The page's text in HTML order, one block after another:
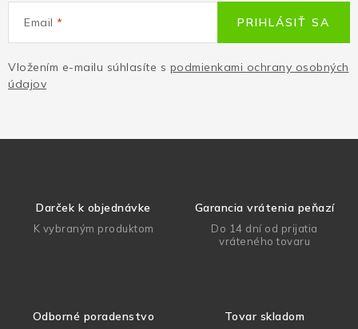
Email
Vložením e-mailu súhlasíte s podmienkami ochrany osobných
údajov
PRIHLÁSIŤ SA
Darček k objednávke
K vybraným produktom
Garancia vrátenia peňazí
Do 14 dní od prijatia
vráteného tovaru
Odborné poradenstvo Tovar skladom